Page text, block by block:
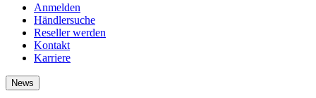
Anmelden
Händlersuche
Reseller werden
Kontakt
Karriere
News